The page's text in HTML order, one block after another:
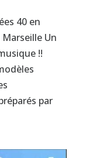
40 en
Un
!!
par